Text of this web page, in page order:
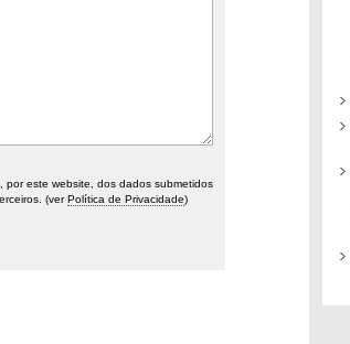
este website, dos dados submetidos
(verPolítica de Privacidade)